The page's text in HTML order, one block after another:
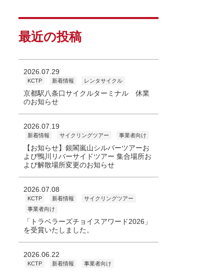
最近の投稿
2026.07.29
KCTP 新着情報 レンタサイクル
京都駅八条口サイクルターミナル 休業
のお知らせ
2026.07.19
新着情報 サイクリングツアー 事業者向け
【お知らせ】銀閣嵐山シルバーツアーお
よび鴨川リバーサイドツアー 集合場所お
よび解散場所変更のお知らせ
2026.07.08
KCTP 新着情報
サイクリングツアー
事業者向け
「トラベラーズチョイスアワード2026」
を受賞いたしました。
2026.06.22
KCTP 新着情報 事業者向け